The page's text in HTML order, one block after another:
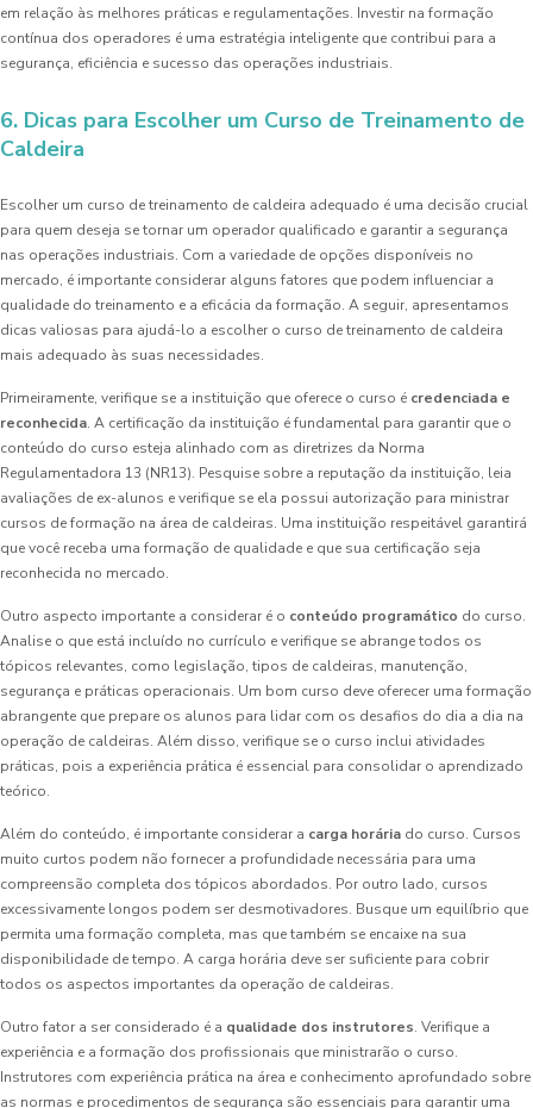
em relação às melhores práticas e regulamentações. Investir na formação
contínua dos operadores é uma estratégia inteligente que contribui para a
segurança, eficiência e sucesso das operações industriais.
6. Dicas para Escolher um Curso de Treinamento de
Caldeira
Escolher um curso de treinamento de caldeira adequado é uma decisão crucial
para quem deseja se tornar um operador qualificado e garantir a segurança
nas operações industriais. Com a variedade de opções disponíveis no
mercado, é importante considerar alguns fatores que podem influenciar a
qualidade do treinamento e a eficácia da formação. A seguir, apresentamos
dicas valiosas para ajudá-lo a escolher o curso de treinamento de caldeira
mais adequado às suas necessidades.
Primeiramente, verifique se a instituição que oferece o curso é credenciada e
reconhecida. A certificação da instituição é fundamental para garantir que o
conteúdo do curso esteja alinhado com as diretrizes da Norma
Regulamentadora 13 (NR13). Pesquise sobre a reputação da instituição, leia
avaliações de ex-alunos e verifique se ela possui autorização para ministrar
cursos de formação na área de caldeiras. Uma instituição respeitável garantirá
que você receba uma formação de qualidade e que sua certificação seja
reconhecida no mercado.
Outro aspecto importante a considerar é o conteúdo programático do curso.
Analise o que está incluído no currículo e verifique se abrange todos os
tópicos relevantes, como legislação, tipos de caldeiras, manutenção,
segurança e práticas operacionais. Um bom curso deve oferecer uma formação
abrangente que prepare os alunos para lidar com os desafios do dia a dia na
operação de caldeiras. Além disso, verifique se o curso inclui atividades
práticas, pois a experiência prática é essencial para consolidar o aprendizado
teórico.
Além do conteúdo, é importante considerar a carga horária do curso. Cursos
muito curtos podem não fornecer a profundidade necessária para uma
compreensão completa dos tópicos abordados. Por outro lado, cursos
excessivamente longos podem ser desmotivadores. Busque um equilíbrio que
permita uma formação completa, mas que também se encaixe na sua
disponibilidade de tempo. A carga horária deve ser suficiente para cobrir
todos os aspectos importantes da operação de caldeiras.
Outro fator a ser considerado é a qualidade dos instrutores. Verifique a
experiência e a formação dos profissionais que ministrarão o curso.
Instrutores com experiência prática na área e conhecimento aprofundado sobre
as normas e procedimentos de segurança são essenciais para garantir uma